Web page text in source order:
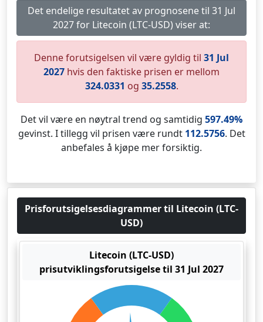
Det endelige resultatet av prognosene til 31 Jul
2027 for Litecoin (LTC-USD) viser at:
Denne forutsigelsen vil være gyldig til 31 Jul
2027 hvis den faktiske prisen er mellom
324.0331 og 35.2558.
Det vil være en nøytral trend og samtidig 597.49%
gevinst. I tillegg vil prisen være rundt 112.5756. Det
anbefales å kjøpe mer forsiktig.
Prisforutsigelsesdiagrammer til Litecoin (LTC-
USD)
Litecoin (LTC-USD)
prisutviklingsforutsigelse til 31 Jul 2027